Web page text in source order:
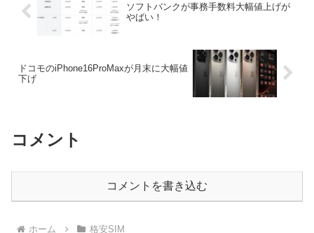
ソフトバンクが事務手数料大幅値上げが
やばい！
ドコモのiPhone16ProMaxが月末に大幅値
下げ
コメント
コメントを書き込む
ホーム 格安SIM